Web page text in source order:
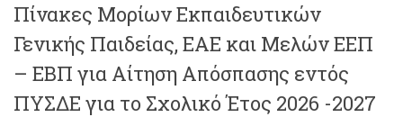
Πίνακες Μορίων Εκπαιδευτικών
Γενικής Παιδείας, ΕΑΕ και Μελών ΕΕΠ
– ΕΒΠ για Αίτηση Απόσπασης εντός
ΠΥΣΔΕ για το Σχολικό Έτος 2026 -2027